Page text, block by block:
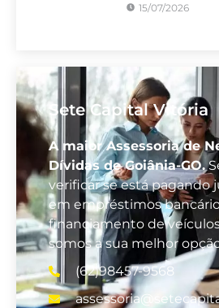
15/07/2026
Sete Capital Vitória
A maior Assessoria de
Dívidas de Goiânia-GO.
verificar se está pagando
em empréstimos
financiamento de
somos a sua melhor
(62)98457-9568